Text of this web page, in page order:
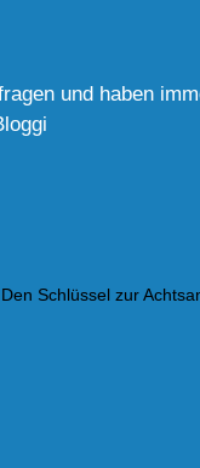
und haben
Schlüssel zur